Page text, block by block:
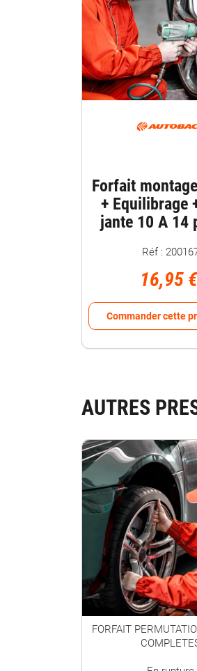
Forfait
+ Equilibrage
jante 10 A 14
Réf :
16,95 €
Commander cette
AUTRES
FORFAIT